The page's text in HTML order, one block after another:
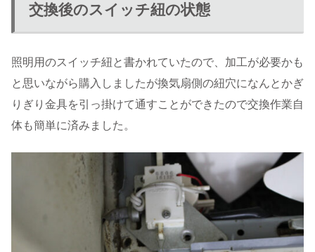
交換後のスイッチ紐の状態
照明用のスイッチ紐と書かれていたので、加工が必要かも
と思いながら購入しましたが換気扇側の紐穴になんとかぎ
りぎり金具を引っ掛けて通すことができたので交換作業自
体も簡単に済みました。